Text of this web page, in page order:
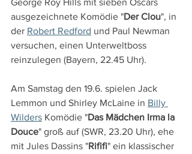
ausgezeichnete Komödie "Der Clou", in
der Robert Redford und Paul Newman
versuchen, einen Unterweltboss
reinzulegen (Bayern, 22.45 Uhr).
Am Samstag den 19.6. spielen Jack
Lemmon und Shirley McLaine in Billy
Wilders Komödie "Das Mädchen Irma la
Douce" groß auf (SWR, 23.20 Uhr), ehe
mit Jules Dassins "Rififi" ein klassischer